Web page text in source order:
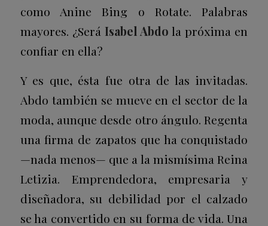
como Anine Bing o Rotate. Palabras
mayores. ¿Será Isabel Abdo la próxima en
confiar en ella?
Y es que, ésta fue otra de las invitadas.
Abdo también se mueve en el sector de la
moda, aunque desde otro ángulo. Regenta
una firma de zapatos que ha conquistado
—nada menos— que a la mismísima Reina
Letizia. Emprendedora, empresaria y
diseñadora, su debilidad por el calzado
se ha convertido en su forma de vida. Una